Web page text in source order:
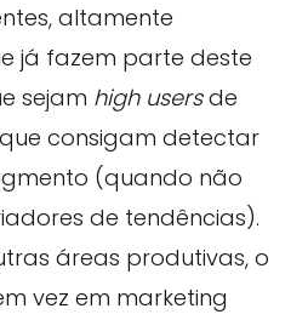
altamente
já fazem parte deste
sejam high usersde
consigam detectar
(quando não
de tendências).
áreas produtivas, o
vez em marketing